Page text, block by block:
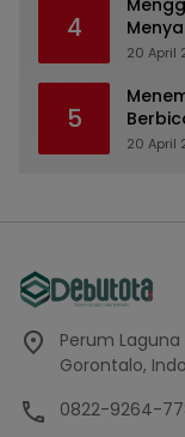
4
20 April
5
20 April
Perum Laguna
Gorontalo,
0822-9264-